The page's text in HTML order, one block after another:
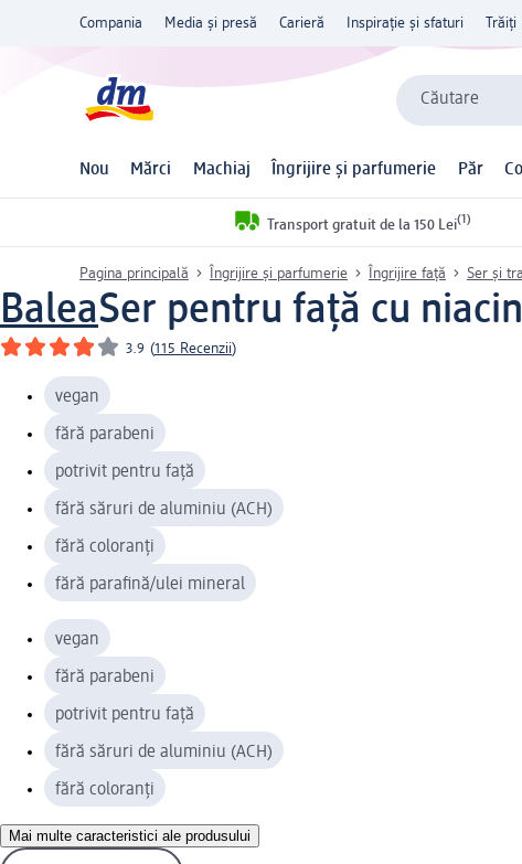
Compania Media și presă Carieră Inspirație și sfaturi
Căutare
Nou Mărci Machiaj Îngrijire și parfumerie Păr
Transport gratuit de la 150 Lei(1)
Pagina principală Îngrijire și parfumerie Îngrijire față Ser și
BaleaSer pentru față cu
3.9 (115 Recenzii)
vegan
fără parabeni
potrivit pentru față
fără săruri de aluminiu (ACH)
fără coloranți
fără parafină/ulei mineral
vegan
fără parabeni
potrivit pentru față
fără săruri de aluminiu (ACH)
fără coloranți
Mai multe caracteristici ale produsului